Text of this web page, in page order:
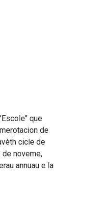
que
de
cicle de
noveme,
annuau e la